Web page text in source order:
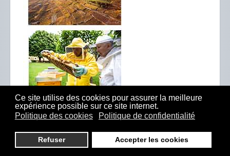
Ce site utilise des cookies pour assurer la meilleure
expérience possible sur ce site internet.
Politique des cookies
Politique de confidentialité
Refuser Accepter les cookies